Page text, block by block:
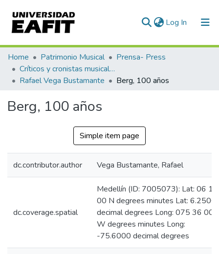
Log In (current)
Communities & Collections
All of DSpace
Home Patrimonio Musical
Prensa- Press
Críticos y cronistas musicales
Rafael Vega Bustamante
Berg, 100 años
Berg, 100 años
Simple item page
dc.contributor.author Vega Bustamante, Rafael
dc.coverage.spatial
Medellín (ID: 7005073): Lat: 06 15
00 N degrees minutes Lat: 6.2500
decimal degrees Long: 075 36 00
W degrees minutes Long:
-75.6000 decimal degrees